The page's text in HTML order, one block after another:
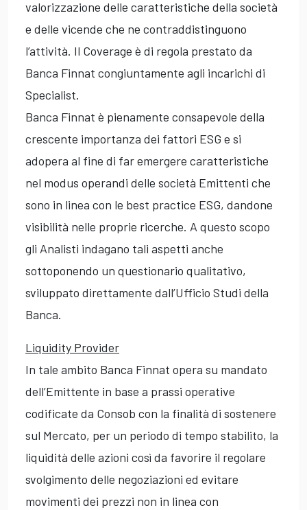
valorizzazione delle caratteristiche della società
e delle vicende che ne contraddistinguono
l’attività. Il Coverage è di regola prestato da
Banca Finnat congiuntamente agli incarichi di
Specialist.
Banca Finnat è pienamente consapevole della
crescente importanza dei fattori ESG e si
adopera al fine di far emergere caratteristiche
nel modus operandi delle società Emittenti che
sono in linea con le best practice ESG, dandone
visibilità nelle proprie ricerche. A questo scopo
gli Analisti indagano tali aspetti anche
sottoponendo un questionario qualitativo,
sviluppato direttamente dall’Ufficio Studi della
Banca.
Liquidity Provider
In tale ambito Banca Finnat opera su mandato
dell’Emittente in base a prassi operative
codificate da Consob con la finalità di sostenere
sul Mercato, per un periodo di tempo stabilito, la
liquidità delle azioni così da favorire il regolare
svolgimento delle negoziazioni ed evitare
movimenti dei prezzi non in linea con